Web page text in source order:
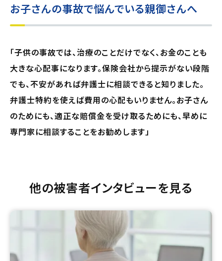
お子さんの事故で悩んでいる親御さんへ
「子供の事故では、治療のことだけでなく、お金のことも
大きな心配事になります。保険会社から提示がない段階
でも、不安があれば弁護士に相談できると知りました。
弁護士特約を使えば費用の心配もいりません。お子さん
のためにも、適正な賠償金を受け取るためにも、早めに
専門家に相談することをお勧めします」
他の被害者インタビューを見る